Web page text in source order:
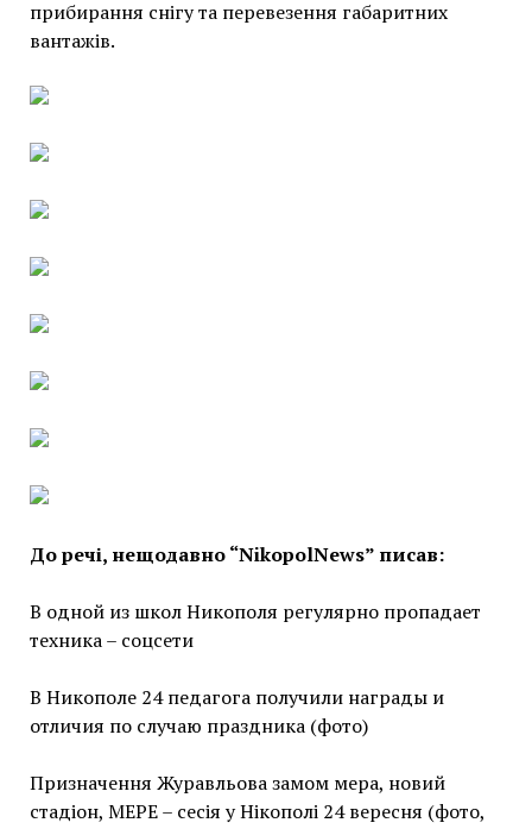
прибирання снігу та перевезення габаритних
вантажів.
До речі, нещодавно “NikopolNews” писав:
В одной из школ Никополя регулярно пропадает
техника – соцсети
В Никополе 24 педагога получили награды и
отличия по случаю праздника (фото)
Призначення Журавльова замом мера, новий
стадіон, МЕРЕ – сесія у Нікополі 24 вересня (фото,